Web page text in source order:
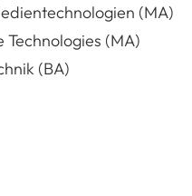
(MA)
Technologies (MA)
(BA)